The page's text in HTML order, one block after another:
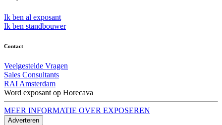
Ik ben al exposant
Ik ben standbouwer
Contact
Veelgestelde Vragen
Sales Consultants
RAI Amsterdam
Word exposant op Horecava
MEER INFORMATIE OVER EXPOSEREN
Adverteren